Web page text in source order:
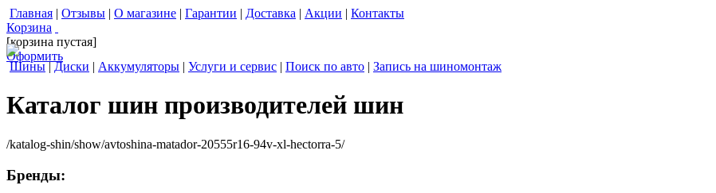
Главная | Отзывы | О магазине | Гарантии | Доставка | Акции | Контакты
Корзина
[корзина пустая]
Оформить
Шины | Диски | Аккумуляторы | Услуги и сервис | Поиск по авто | Запись на шиномонтаж
Каталог шин производителей шин
/katalog-shin/show/avtoshina-matador-20555r16-94v-xl-hectorra-5/
Бренды: